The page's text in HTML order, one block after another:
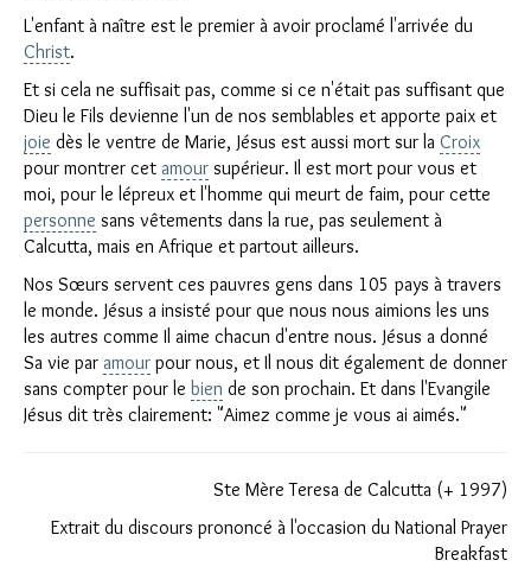
L'enfant à naître est le premier à avoir proclamé l'arrivée du
Christ.
Et si cela ne suffisait pas, comme si ce n'était pas suffisant que
Dieu le Fils devienne l'un de nos semblables et apporte paix et
joie dès le ventre de Marie, Jésus est aussi mort sur la Croix
pour montrer cet amour supérieur. Il est mort pour vous et
moi, pour le lépreux et l'homme qui meurt de faim, pour cette
personne sans vêtements dans la rue, pas seulement à
Calcutta, mais en Afrique et partout ailleurs.
Nos Sœurs servent ces pauvres gens dans 105 pays à travers
le monde. Jésus a insisté pour que nous nous aimions les uns
les autres comme Il aime chacun d'entre nous. Jésus a donné
Sa vie par amour pour nous, et Il nous dit également de donner
sans compter pour le bien de son prochain. Et dans l'Evangile
Jésus dit très clairement: "Aimez comme je vous ai aimés."
Ste Mère Teresa de Calcutta (+ 1997)
Extrait du discours prononcé à l'occasion du National Prayer
Breakfast